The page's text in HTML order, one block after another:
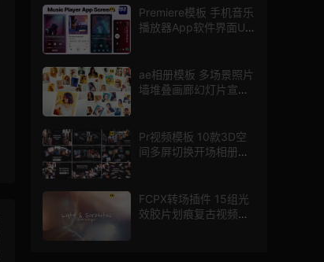
Premiere模板 手机音乐
播放器App软件界面UI
ae相册模板 多场景照片
墙堆叠画廊幻灯片宣传
Pr视频模板 10款3D空
间多屏切换开场相册视
FCPX转场插件 15组光
效胶片划痕复古视频过